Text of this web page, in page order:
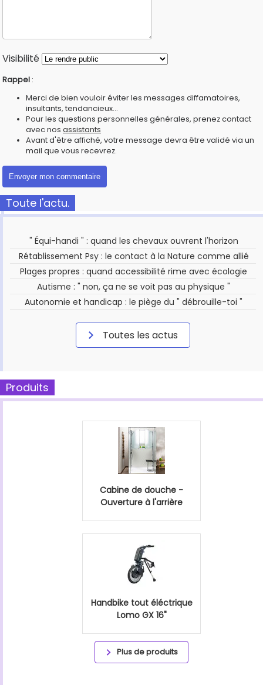
Visibilité
Rappel :
Merci de bien vouloir éviter les messages diffamatoires,
insultants, tendancieux...
Pour les questions personnelles générales, prenez contact
avec nos assistants
Avant d'être affiché, votre message devra être validé via un
mail que vous recevrez.
Toute l'actu.
" Équi-handi " : quand les chevaux ouvrent l'horizon
Rétablissement Psy : le contact à la Nature comme allié
Plages propres : quand accessibilité rime avec écologie
Autisme : " non, ça ne se voit pas au physique "
Autonomie et handicap : le piège du " débrouille-toi "
Toutes les actus
Produits
Cabine de douche -
Ouverture à l'arrière
Handbike tout éléctrique
Lomo GX 16"
Plus de produits